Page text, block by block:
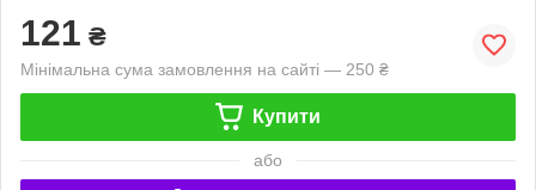
121 ₴
Мінімальна сума замовлення на сайті — 250 ₴
Купити
або